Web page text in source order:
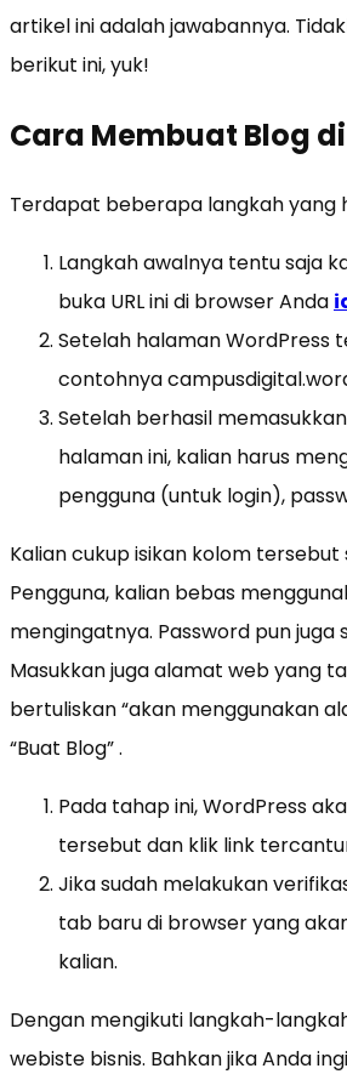
artikel ini adalah jawabannya.
berikut ini, yuk!
Cara Membuat Blog
Terdapat beberapa langkah yang
Langkah awalnya tentu saja
buka URL ini di browser Anda
Setelah halaman WordPress
contohnya
Setelah berhasil
halaman ini, kalian harus
pengguna (untuk login),
Kalian cukup isikan kolom tersebut
Pengguna, kalian bebas
mengingatnya. Password pun
Masukkan juga alamat web yang
bertuliskan “akan menggunakan
“Buat Blog” .
Pada tahap ini, WordPress
tersebut dan klik link
Jika sudah melakukan
tab baru di browser yang
kalian.
Dengan mengikuti langkah-
webiste bisnis. Bahkan jika Anda